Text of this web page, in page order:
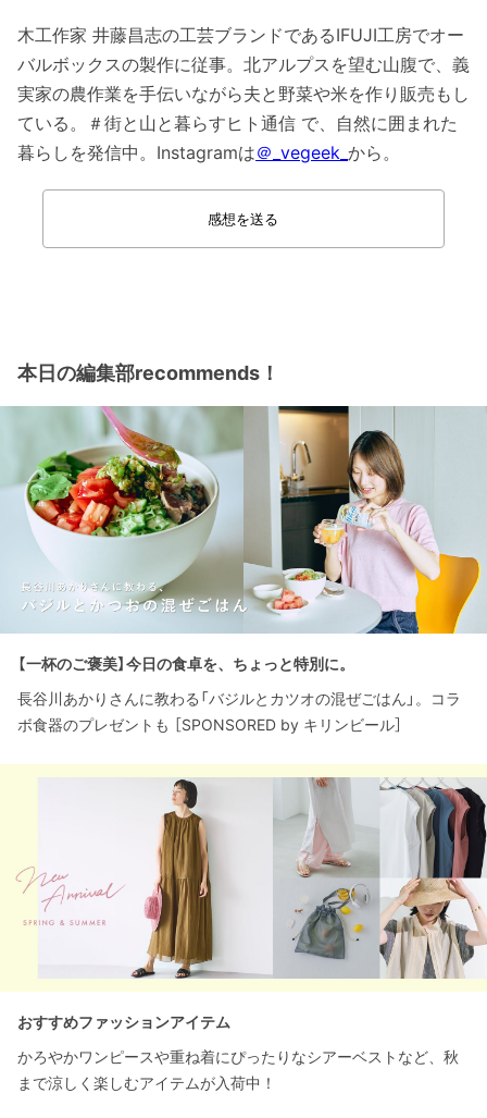
木工作家 井藤昌志の工芸ブランドであるIFUJI工房でオー
バルボックスの製作に従事。北アルプスを望む山腹で、義
実家の農作業を手伝いながら夫と野菜や米を作り販売もし
ている。＃街と山と暮らすヒト通信 で、自然に囲まれた
暮らしを発信中。Instagramは＠_vegeek_ から。
感想を送る
本日の編集部recommends！
【一杯のご褒美】今日の食卓を、ちょっと特別に。
長谷川あかりさんに教わる「バジルとカツオの混ぜごはん」。コラ
ボ食器のプレゼントも ［SPONSORED by キリンビール］
おすすめファッションアイテム
かろやかワンピースや重ね着にぴったりなシアーベストなど、秋
まで涼しく楽しむアイテムが入荷中！